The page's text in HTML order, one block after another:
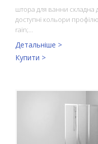
штора для ванни складна
доступні кольори
rain;…
Детальніше >
Купити >